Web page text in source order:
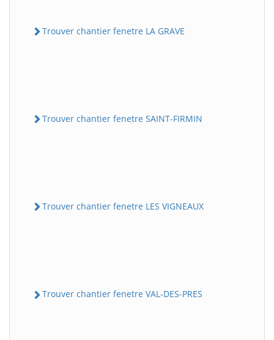
Trouver chantier fenetre LA GRAVE
Trouver chantier fenetre SAINT-FIRMIN
Trouver chantier fenetre LES VIGNEAUX
Trouver chantier fenetre VAL-DES-PRES